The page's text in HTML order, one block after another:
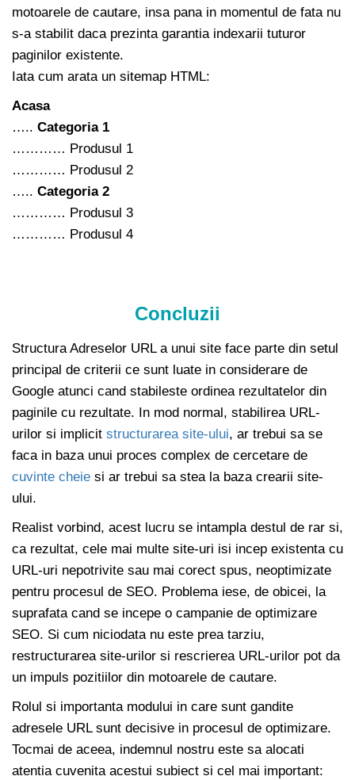
motoarele de cautare, insa pana in momentul de fata nu
s-a stabilit daca prezinta garantia indexarii tuturor
paginilor existente.
Iata cum arata un sitemap HTML:
Acasa
….. Categoria 1
………… Produsul 1
………… Produsul 2
….. Categoria 2
………… Produsul 3
………… Produsul 4
Concluzii
Structura Adreselor URL a unui site face parte din setul
principal de criterii ce sunt luate in considerare de
Google atunci cand stabileste ordinea rezultatelor din
paginile cu rezultate. In mod normal, stabilirea URL-
urilor si implicit structurarea site-ului, ar trebui sa se
faca in baza unui proces complex de cercetare de
cuvinte cheie si ar trebui sa stea la baza crearii site-
ului.
Realist vorbind, acest lucru se intampla destul de rar si,
ca rezultat, cele mai multe site-uri isi incep existenta cu
URL-uri nepotrivite sau mai corect spus, neoptimizate
pentru procesul de SEO. Problema iese, de obicei, la
suprafata cand se incepe o campanie de optimizare
SEO. Si cum niciodata nu este prea tarziu,
restructurarea site-urilor si rescrierea URL-urilor pot da
un impuls pozitiilor din motoarele de cautare.
Rolul si importanta modului in care sunt gandite
adresele URL sunt decisive in procesul de optimizare.
Tocmai de aceea, indemnul nostru este sa alocati
atentia cuvenita acestui subiect si cel mai important: